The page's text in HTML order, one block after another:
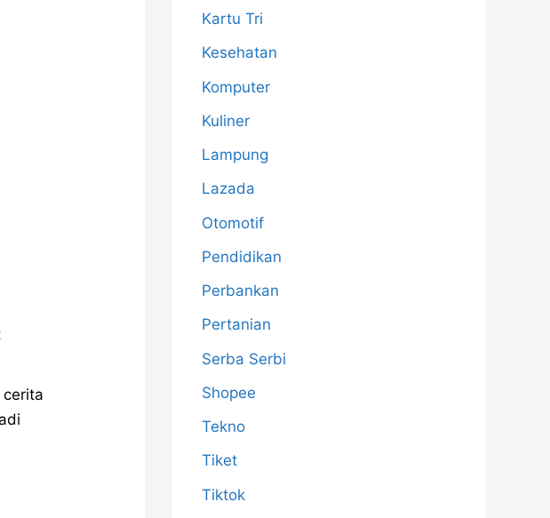
Kartu Tri
Kesehatan
Komputer
Kuliner
Lampung
Lazada
Otomotif
Pendidikan
Perbankan
Pertanian
Serba Serbi
Shopee
Tekno
Tiket
Tiktok